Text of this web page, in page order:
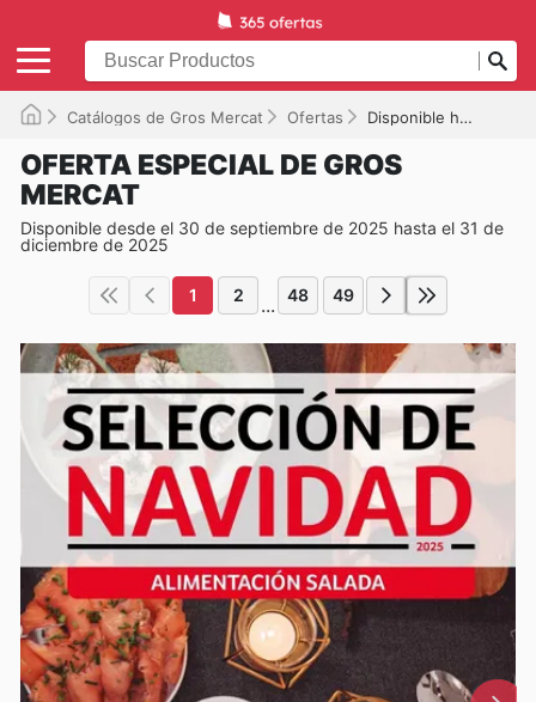
Catálogos de Gros Mercat Ofertas Disponible hasta el 31/12/2025
OFERTA ESPECIAL DE GROS
MERCAT
Disponible desde el 30 de septiembre de 2025 hasta el 31 de
diciembre de 2025
1 2 ... 48 49